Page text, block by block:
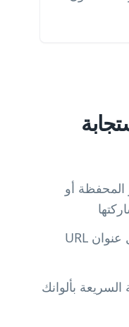
المحفظة أو
قم بتحميل صورتك أو أدخل عنوان URL
بألوانك